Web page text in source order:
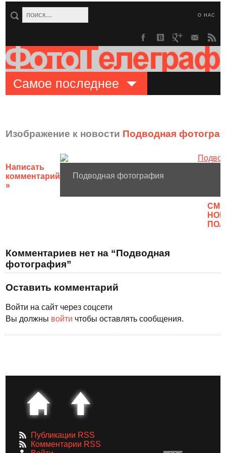
О НАС
Самое последнее
Изображение к новости Подводная
Написать
комментарий
»
Подводная фотография
Комментариев нет на “Подводная
фотография”
Оставить комментарий
Войти на сайт через соцсети
Вы должны войти чтобы оставлять сообщения.
Публикации RSS
Комментарии RSS